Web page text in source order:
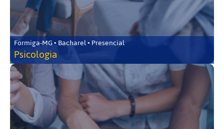
Formiga-MG • Bacharel • Presencial
Psicologia